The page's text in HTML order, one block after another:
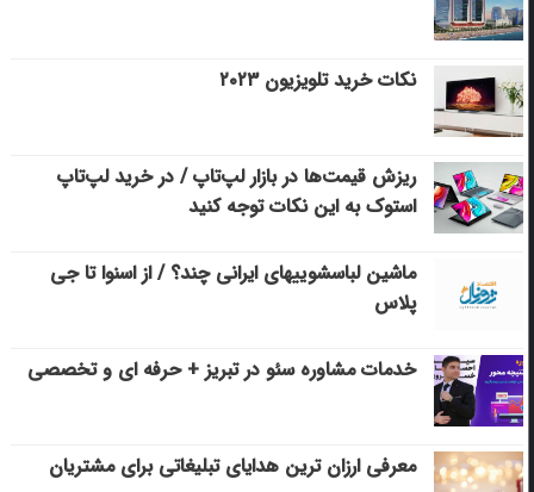
نکات خرید تلویزیون ۲۰۲۳
ریزش قیمت‌ها در بازار لپ‌تاپ / در خرید لپ‌تاپ
استوک به این نکات توجه کنید
ماشین لباسشویی‎های ایرانی چند؟ / از اسنوا تا جی
پلاس
خدمات مشاوره سئو در تبریز + حرفه ای و تخصصی
معرفی ارزان ترین هدایای تبلیغاتی برای مشتریان